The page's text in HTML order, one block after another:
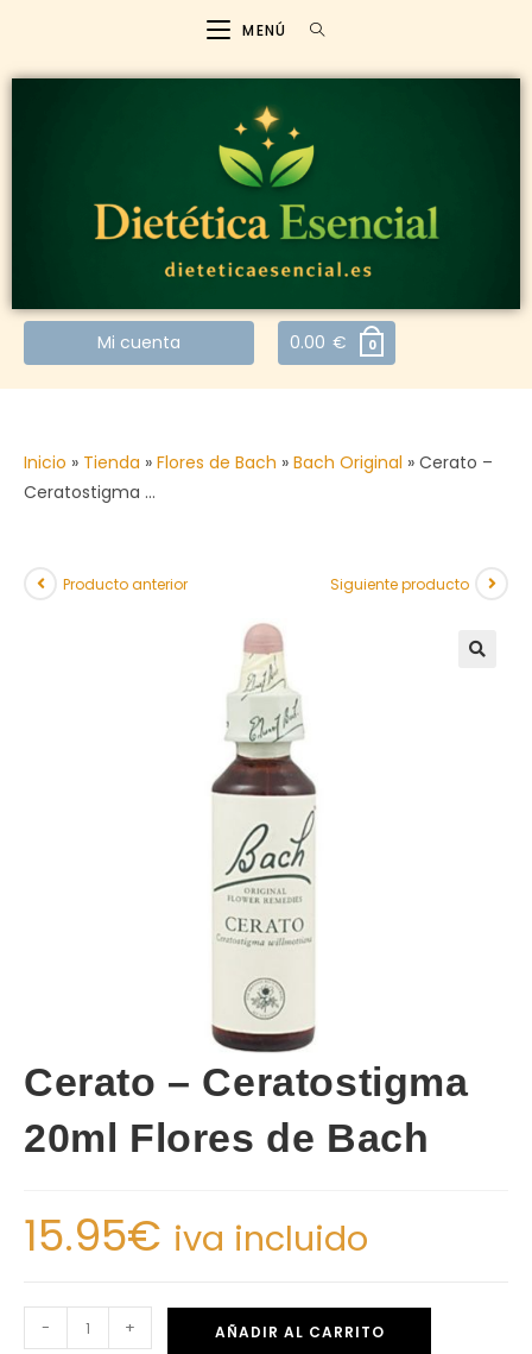
MENÚ
Mi cuenta 0.00 € 0
Inicio » Tienda » Flores de Bach » Bach Original » Cerato –
Ceratostigma …
Producto anterior Siguiente producto
Cerato – Ceratostigma
20ml Flores de Bach
15.95€ iva incluido
- + AÑADIR AL CARRITO